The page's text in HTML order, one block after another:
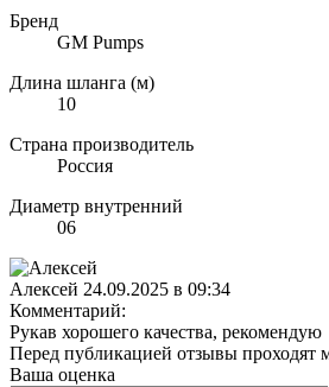
Бренд
GM Pumps
Длина шланга (м)
10
Страна производитель
Россия
Диаметр внутренний
06
Алексей 24.09.2025 в 09:34
Комментарий:
Рукав хорошего качества, рекомендую
Перед публикацией отзывы проходят
Ваша оценка